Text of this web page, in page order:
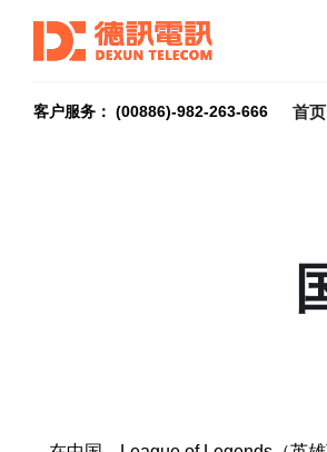
客户服务： (00886)-982-263-666 首页